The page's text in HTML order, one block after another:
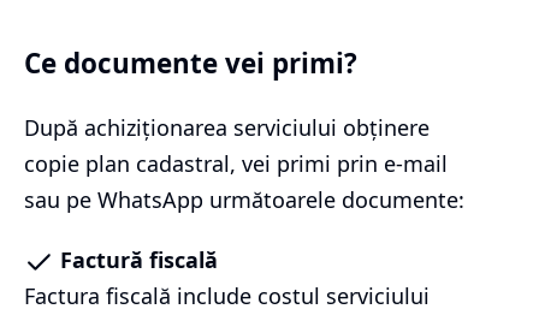
Ce documente vei primi?
După achiziționarea serviciului obținere
copie plan cadastral, vei primi prin e-mail
sau pe WhatsApp următoarele documente:
Factură fiscală
Factura fiscală include costul serviciului